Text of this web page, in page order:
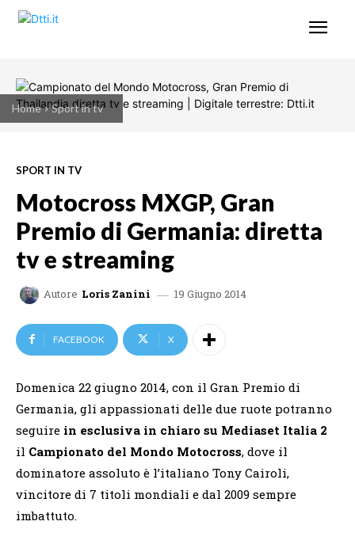
Home Sport in tv
SPORT IN TV
Motocross MXGP, Gran
Premio di Germania: diretta
tv e streaming
Autore Loris Zanini 19 Giugno 2014
FACEBOOK X
Domenica 22 giugno 2014, con il Gran Premio di
Germania, gli appassionati delle due ruote potranno
seguire in esclusiva in chiaro su Mediaset Italia 2
il Campionato del Mondo Motocross, dove il
dominatore assoluto è l’italiano Tony Cairoli,
vincitore di 7 titoli mondiali e dal 2009 sempre
imbattuto.